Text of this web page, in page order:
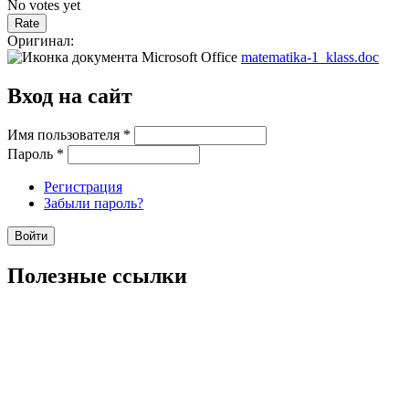
No votes yet
Оригинал:
matematika-1_klass.doc
Вход на сайт
Имя пользователя *
Пароль *
Регистрация
Забыли пароль?
Полезные ссылки